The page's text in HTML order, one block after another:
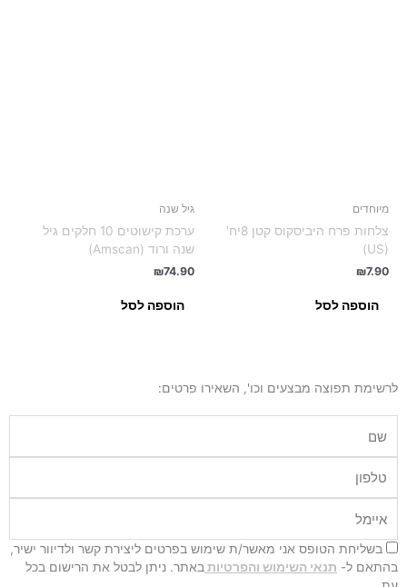
מיוחדים
צלחות פרח היביסקוס קטן 8יח'
(US)
₪7.90
הוספה לסל
גיל שנה
ערכת קישוטים 10 חלקים גיל
שנה ורוד (Amscan)
₪74.90
הוספה לסל
לרשימת תפוצה מבצעים וכו', השאירו פרטים:
בשליחת הטופס אני מאשר/ת שימוש בפרטים ליצירת קשר ולדיוור ישיר,
בהתאם ל- תנאי השימוש והפרטיות באתר. ניתן לבטל את הרישום בכל